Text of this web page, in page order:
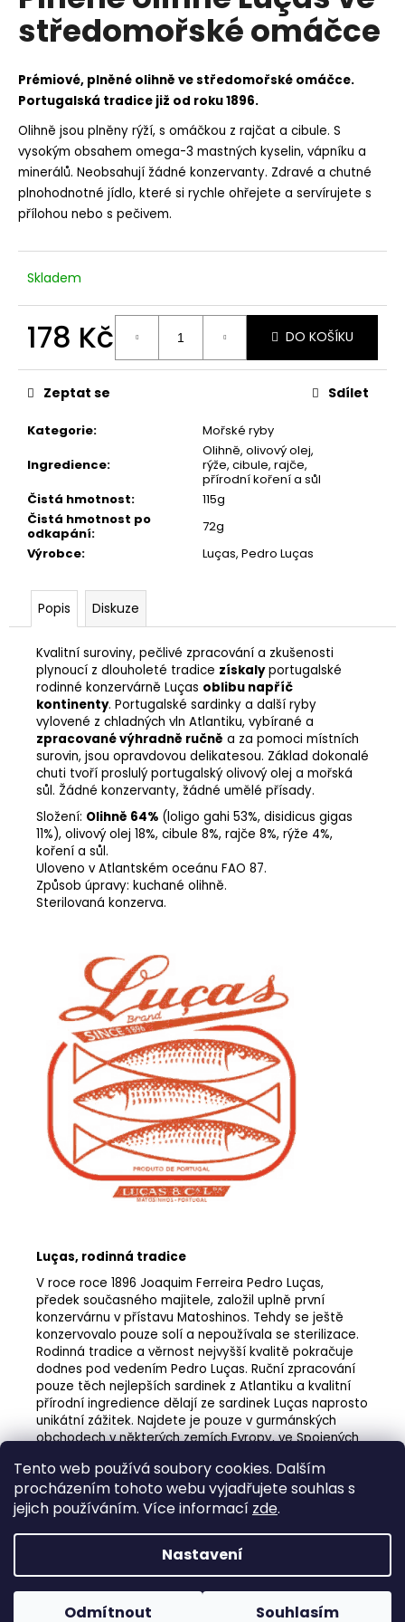
Tento web používá soubory cookies. Dalším
procházením tohoto webu vyjadřujete souhlas s
jejich používáním. Více informací zde.
Nastavení
Odmítnout Souhlasím
z
hvězdiček.
středomořské omáčce
Prémiové, plněné olihně ve středomořské omáčce.
Portugalská tradice již od roku 1896.
Olihně jsou plněny rýží, s omáčkou z rajčat a cibule. S
vysokým obsahem omega-3 mastných kyselin, vápníku a
minerálů. Neobsahují žádné konzervanty. Zdravé a chutné
plnohodnotné jídlo, které si rychle ohřejete a servírujete s
přílohou nebo s pečivem.
Skladem
178 Kč
cena:
DO KOŠÍKU
Kategorie:
Mořské ryby
Ingredience:
Olihně, olivový olej,
rýže, cibule, rajče,
přírodní koření a sůl
Čistá hmotnost:
115g
Čistá hmotnost po
odkapání:
72g
Výrobce: Luças, Pedro Luças
Zeptat se Sdílet
Popis Diskuze
Kvalitní suroviny, pečlivé zpracování a zkušenosti
plynoucí z dlouholeté tradice získalyportugalské
rodinné konzervárně Luças oblibu napříč
kontinenty. Portugalské sardinky a další ryby
vylovené z chladných vln Atlantiku, vybírané a
zpracované výhradně ručně a za pomoci místních
surovin, jsou opravdovou delikatesou. Základ dokonalé
chuti tvoří proslulý portugalský olivový olej a mořská
sůl. Žádné konzervanty, žádné umělé přísady.
Složení: Olihně 64% (loligo gahi 53%, disidicus gigas
11%), olivový olej 18%, cibule 8%, rajče 8%, rýže 4%,
koření a sůl.
Uloveno v Atlantském oceánu FAO 87.
Způsob úpravy: kuchané olihně.
Sterilovaná konzerva.
Luças, rodinná tradice
V roce roce 1896 Joaquim Ferreira Pedro Luças,
předek současného majitele, založil uplně první
konzervárnu v přístavu Matoshinos. Tehdy se ještě
konzervovalo pouze solí a nepoužívala se sterilizace.
Rodinná tradice a věrnost nejvyšší kvalitě pokračuje
dodnes pod vedením Pedro Luças. Ruční zpracování
pouze těch nejlepších sardinek z Atlantiku a kvalitní
přírodní ingredience dělají ze sardinek Luças naprosto
unikátní zážitek. Najdete je pouze v gurmánských
obchodech v některých zemích Evropy, ve Spojených
poctou bohaté tradici a nejvyšší kvalitě.
a
j
í
t
?
HLEDAT
D
o
p
r
u
u
e
m
e
AZORSKÝ
CORRETORA
JEMNĚ
ZELENINOVOU
OMÁČKOU,
CALDEIRADA
Kč
á
Copyright 2026Galo Divertido s.r.o.. Všechna práva